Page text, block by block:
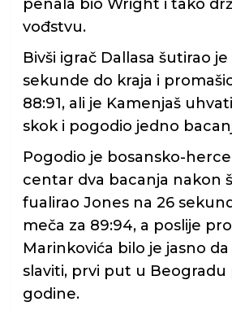
penala bio Wright i tako
vođstvu.
Bivši igrač Dallasa šutirao
sekunde do kraja i
88:91, ali je Kamenjaš
skok i pogodio jedno
Pogodio je bosansko-
centar dva bacanja nakon
fualirao Jones na 26
meča za 89:94, a poslije
Marinkovića bilo je jasno
slaviti, prvi put u Beogradu
godine.